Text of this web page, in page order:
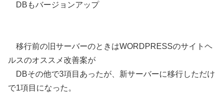
DBもバージョンアップ
移行前の旧サーバーのときはWORDPRESSのサイトヘ
ルスのオススメ改善案が
DBその他で3項目あったが、新サーバーに移行しただけ
で1項目になった。